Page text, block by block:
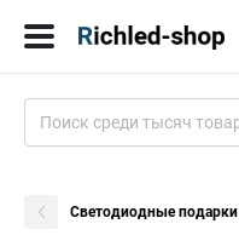
Светодиодные подарки